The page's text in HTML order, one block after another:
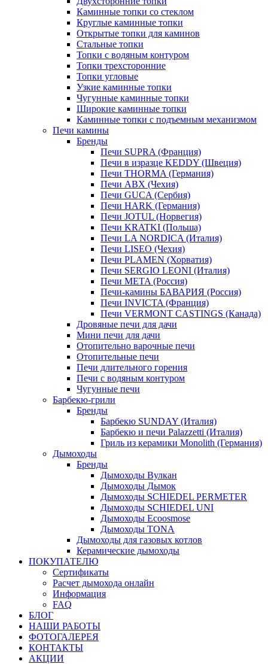
Каминные топки со стеклом
Круглые каминные топки
Открытые топки для каминов
Стальные топки
Топки с водяным контуром
Топки трехсторонние
Топки угловые
Узкие каминные топки
Чугунные каминные топки
Широкие каминные топки
Каминные топки с подъемным механизмом
Печи камины
Бренды
Печи SUPRA (Франция)
Печи в изразце KEDDY (Швеция)
Печи THORMA (Германия)
Печи ABX (Чехия)
Печи GUCA (Сербия)
Печи HARK (Германия)
Печи JOTUL (Норвегия)
Печи KRATKI (Польша)
Печи LA NORDICA (Италия)
Печи LISEO (Чехия)
Печи PLAMEN (Хорватия)
Печи SERGIO LEONI (Италия)
Печи META (Россия)
Печи-камины БАВАРИЯ (Россия)
Печи INVICTA (Франция)
Печи VERMONT CASTINGS (Канада)
Дровяные печи для дачи
Мини печи для дачи
Отопительно варочные печи
Отопительные печи
Печи длительного горения
Печи с водяным контуром
Чугунные печи
Барбекю-грили
Бренды
Барбекю SUNDAY (Италия)
Барбекю и печи Palazzetti (Италия)
Гриль из керамики Monolith (Германия)
Дымоходы
Бренды
Дымоходы Вулкан
Дымоходы Дымок
Дымоходы SCHIEDEL PERMETER
Дымоходы SCHIEDEL UNI
Дымоходы Ecoosmose
Дымоходы TONA
Дымоходы для газовых котлов
Керамические дымоходы
ПОКУПАТЕЛЮ
Сертификаты
Расчет дымохода онлайн
Информация
FAQ
БЛОГ
НАШИ РАБОТЫ
ФОТОГАЛЕРЕЯ
КОНТАКТЫ
АКЦИИ